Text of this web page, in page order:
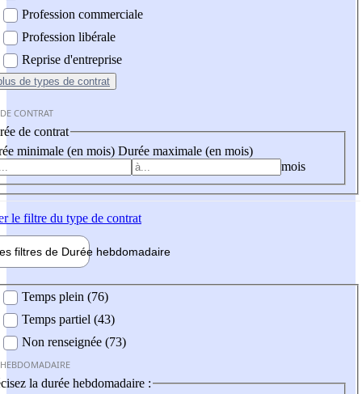
Profession commerciale
Profession libérale
Reprise d'entreprise
de types de contrat
CONTRAT
de contrat
minimale (en mois) Durée maximale (en mois)
mois
le filtre du type de contrat
filtres de Durée hebdomadaire
Temps plein (76)
Temps partiel (43)
Non renseignée (73)
la durée hebdomadaire :